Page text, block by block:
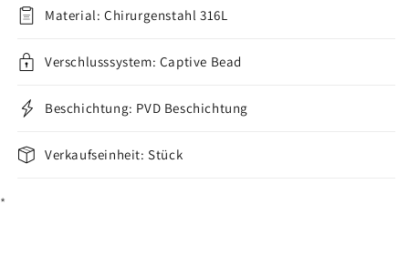
Material: Chirurgenstahl 316L
Verschlusssystem: Captive Bead
Beschichtung: PVD Beschichtung
Verkaufseinheit: Stück
*